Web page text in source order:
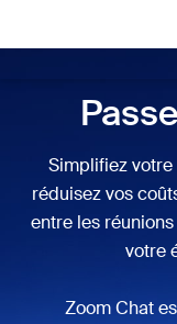
Simplifiez
réduisez vos
entre les
votre
Zoom Chat